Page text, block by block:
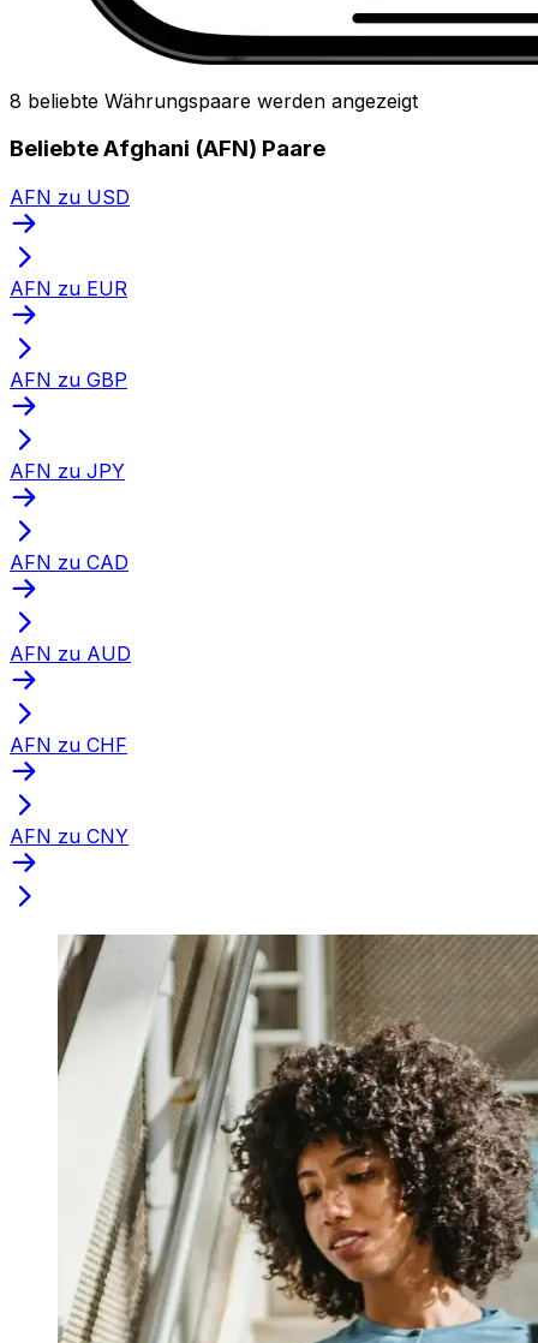
8 beliebte Währungspaare werden angezeigt
Beliebte Afghani (AFN) Paare
AFN zu USD
AFN zu EUR
AFN zu GBP
AFN zu JPY
AFN zu CAD
AFN zu AUD
AFN zu CHF
AFN zu CNY